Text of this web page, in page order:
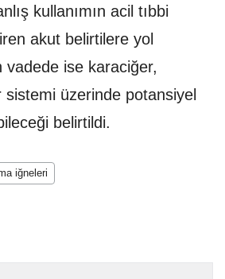
kullanımın acil tıbbi
akut belirtilere yol
vadede ise karaciğer,
sistemi üzerinde potansiyel
belirtildi.
iğneleri